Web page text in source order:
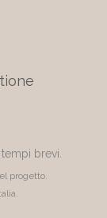
brevi.
progetto.